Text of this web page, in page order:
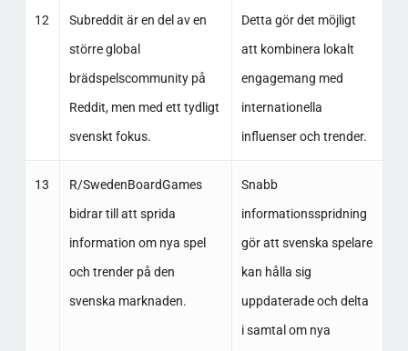
12
Subreddit är en del av en
större global
brädspelscommunity på
Reddit, men med ett tydligt
svenskt fokus.
Detta gör det möjligt
att kombinera lokalt
engagemang med
internationella
influenser och trender.
13
R/SwedenBoardGames
bidrar till att sprida
information om nya spel
och trender på den
svenska marknaden.
Snabb
informationsspridning
gör att svenska spelare
kan hålla sig
uppdaterade och delta
i samtal om nya